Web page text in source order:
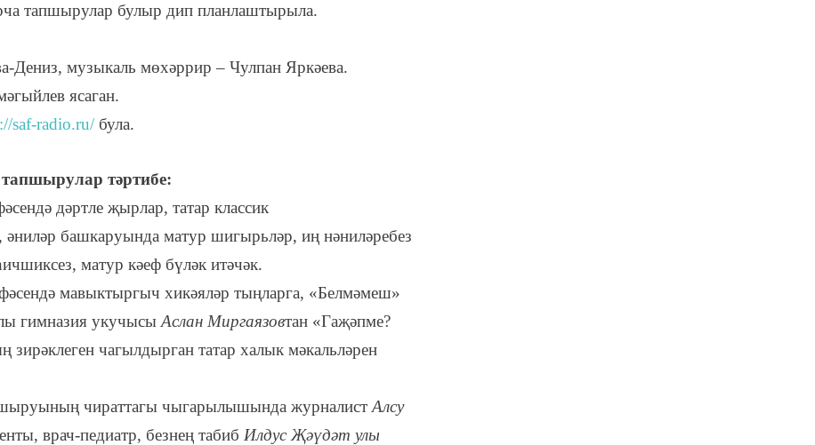
тапшырулар булыр дип планлаштырыла.
Дениз, музыкаль мөхәррир – Чулпан Яркәева.
ясаган.
saf-radio.ru/ була.
тәртибе:
дәртле җырлар, татар классик
башкаруында матур шигырьләр, иң нәниләребез
матур кәеф бүләк итәчәк.
мавыктыргыч хикәяләр тыңларга, «Белмәмеш»
гимназия укучысы Аслан Миргаязовтан «Гаҗәпме?
чагылдырган татар халык мәкальләрен
чираттагы чыгарылышында журналист Алсу
врач-педиатр, безнең табиб Илдус Җәүдәт улы